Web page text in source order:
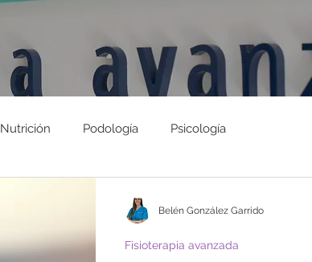
Nutrición Podología Psicología
Fisioterapia avanzada
Belén González Garrido